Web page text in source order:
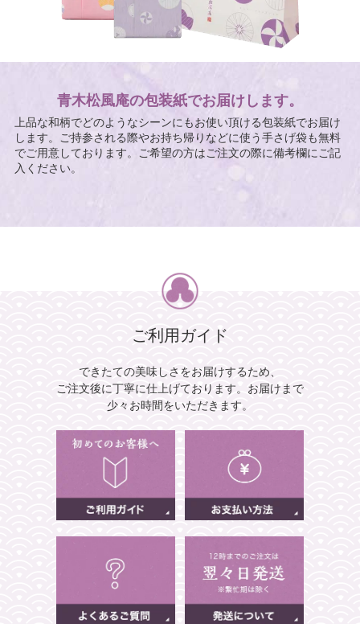
青木松風庵の包装紙でお届けします。
上品な和柄でどのようなシーンにもお使い頂ける包装紙でお届け
します。ご持参される際やお持ち帰りなどに使う手さげ袋も無料
でご用意しております。ご希望の方はご注文の際に備考欄にご記
入ください。
ご利用ガイド
できたての美味しさをお届けするため、
ご注文後に丁寧に仕上げております。 お届けまで
少々お時間をいただきます。